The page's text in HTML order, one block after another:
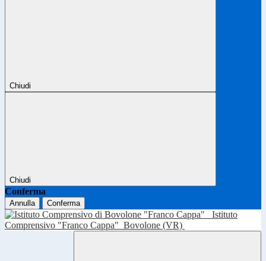
Chiudi
Chiudi
Conferma
Annulla Conferma
Istituto
Comprensivo "Franco Cappa" Bovolone (VR)